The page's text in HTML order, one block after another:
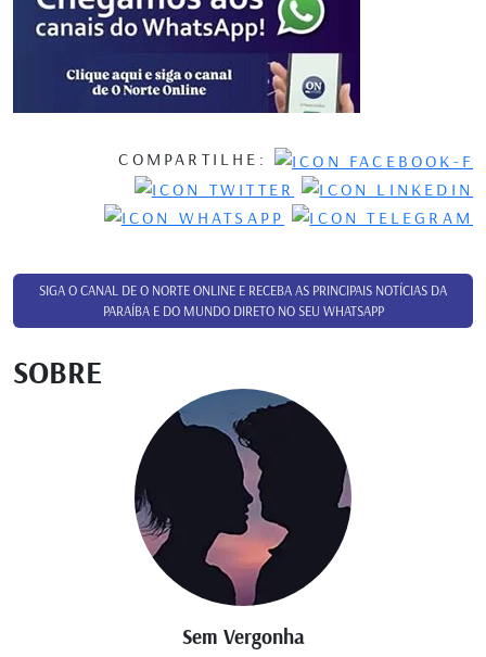
COMPARTILHE:
SIGA O CANAL DE O NORTE ONLINE E RECEBA AS PRINCIPAIS NOTÍCIAS DA
PARAÍBA E DO MUNDO DIRETO NO SEU WHATSAPP
SOBRE
Sem Vergonha